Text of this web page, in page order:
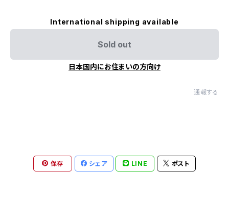
International shipping available
Sold out
日本国内にお住まいの方向け
通報する
保存 シェア LINE ポスト